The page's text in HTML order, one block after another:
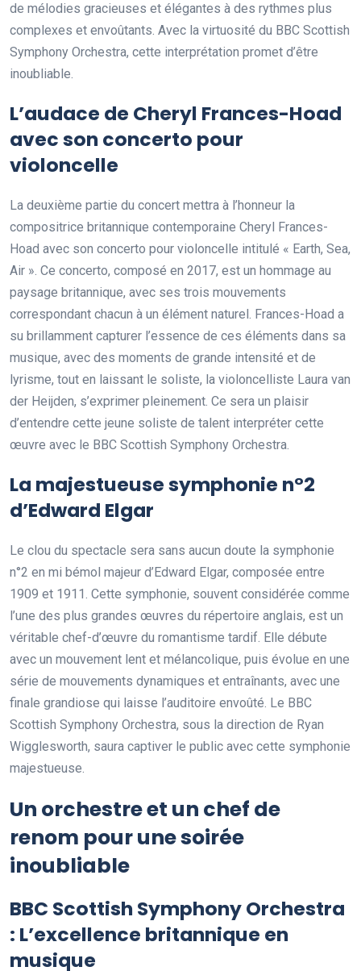
de mélodies gracieuses et élégantes à des rythmes plus
complexes et envoûtants. Avec la virtuosité du BBC Scottish
Symphony Orchestra, cette interprétation promet d’être
inoubliable.
L’audace de Cheryl Frances-Hoad
avec son concerto pour
violoncelle
La deuxième partie du concert mettra à l’honneur la
compositrice britannique contemporaine Cheryl Frances-
Hoad avec son concerto pour violoncelle intitulé « Earth, Sea,
Air ». Ce concerto, composé en 2017, est un hommage au
paysage britannique, avec ses trois mouvements
correspondant chacun à un élément naturel. Frances-Hoad a
su brillamment capturer l’essence de ces éléments dans sa
musique, avec des moments de grande intensité et de
lyrisme, tout en laissant le soliste, la violoncelliste Laura van
der Heijden, s’exprimer pleinement. Ce sera un plaisir
d’entendre cette jeune soliste de talent interpréter cette
œuvre avec le BBC Scottish Symphony Orchestra.
La majestueuse symphonie n°2
d’Edward Elgar
Le clou du spectacle sera sans aucun doute la symphonie
n°2 en mi bémol majeur d’Edward Elgar, composée entre
1909 et 1911. Cette symphonie, souvent considérée comme
l’une des plus grandes œuvres du répertoire anglais, est un
véritable chef-d’œuvre du romantisme tardif. Elle débute
avec un mouvement lent et mélancolique, puis évolue en une
série de mouvements dynamiques et entraînants, avec une
finale grandiose qui laisse l’auditoire envoûté. Le BBC
Scottish Symphony Orchestra, sous la direction de Ryan
Wigglesworth, saura captiver le public avec cette symphonie
majestueuse.
Un orchestre et un chef de
renom pour une soirée
inoubliable
BBC Scottish Symphony Orchestra
: L’excellence britannique en
musique